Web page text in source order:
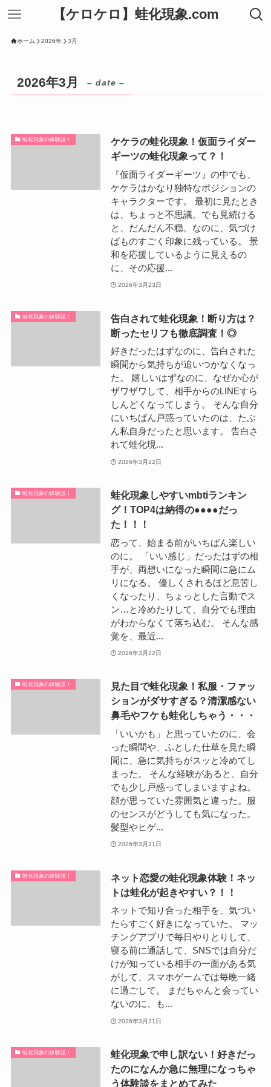
【ケロケロ】蛙化現象.com
ホーム 2026年 3月
2026年3月 – date –
蛙化現象の体験談！
ケケラの蛙化現象！仮面ライダー
ギーツの蛙化現象って？！
『仮面ライダーギーツ』の中でも、
ケケラはかなり独特なポジションの
キャラクターです。 最初に見たとき
は、ちょっと不思議。でも見続ける
と、だんだん不穏。なのに、気づけ
ばものすごく印象に残っている。 景
和を応援しているように見えるの
に、その応援...
2026年3月23日
蛙化現象の体験談！
告白されて蛙化現象！断り方は？
断ったセリフも徹底調査！◎
好きだったはずなのに、告白された
瞬間から気持ちが追いつかなくなっ
た。 嬉しいはずなのに、なぜか心が
ザワザワして、相手からのLINEすら
しんどくなってしまう。 そんな自分
にいちばん戸惑っていたのは、たぶ
ん私自身だったと思います。 告白さ
れて蛙化現...
2026年3月22日
蛙化現象の体験談！
蛙化現象しやすいmbtiランキン
グ！TOP4は納得の●●●●だっ
た！！！
恋って、始まる前がいちばん楽しい
のに。 「いい感じ」だったはずの相
手が、両想いになった瞬間に急にム
リになる。 優しくされるほど息苦し
くなったり、ちょっとした言動でス
ン…と冷めたりして、自分でも理由
がわからなくて落ち込む。 そんな感
覚を、最近...
2026年3月22日
蛙化現象の体験談！
見た目で蛙化現象！私服・ファッ
ションがダサすぎる？清潔感ない
鼻毛やフケも蛙化しちゃう・・・
「いいかも」と思っていたのに、会
った瞬間や、ふとした仕草を見た瞬
間に、急に気持ちがスッと冷めてし
まった。 そんな経験があると、自分
でも少し戸惑ってしまいますよね。
顔が思っていた雰囲気と違った。服
のセンスがどうしても気になった。
髪型やヒゲ...
2026年3月21日
蛙化現象の体験談！
ネット恋愛の蛙化現象体験！ネッ
トは蛙化が起きやすい？！！
ネットで知り合った相手を、気づい
たらすごく好きになっていた。 マッ
チングアプリで毎日やりとりして、
寝る前に通話して、SNSでは自分だ
けが知っている相手の一面がある気
がして、スマホゲームでは毎晩一緒
に過ごして。 まだちゃんと会ってい
ないのに、も...
2026年3月21日
蛙化現象の体験談！
蛙化現象で申し訳ない！好きだっ
たのになんか急に無理になっちゃ
う体験談をまとめてみた